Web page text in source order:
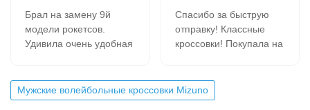
Брал на замену 9й
модели рокетсов.
Удивила очень удобная
затягивать не надо.
Сидят хорошо.
Спасибо за быструю
отправку! Классные
кроссовки! Покупала на
в этом магазине не
первый раз. Всё
Мужские волейбольные кроссовки Mizuno